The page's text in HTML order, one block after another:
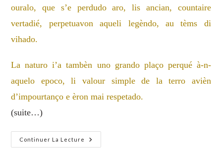
ouralo, que s’e perdudo aro, lis ancian, countaire
vertadié, perpetuavon aqueli legèndo, au tèms di
vihado.
La naturo i’a tambèn uno grando plaço perqué à-n-
aquelo epoco, li valour simple de la terro avièn
d’impourtanço e èron mai respetado.
(suite…)
Continuer La Lecture
Les
Traditions